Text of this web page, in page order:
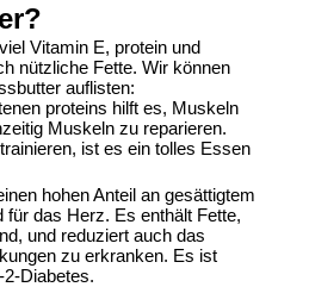
Vitamin E, protein und
nützliche Fette. Wir können
auflisten:
proteins hilft es, Muskeln
Muskeln zu reparieren.
ist es ein tolles Essen
hohen Anteil an gesättigtem
für das Herz. Es enthält Fette,
und reduziert auch das
zu erkranken. Es ist
Diabetes.